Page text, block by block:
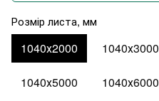
Розмір листа, мм
1040х2000 1040х3000
1040х5000 1040х6000